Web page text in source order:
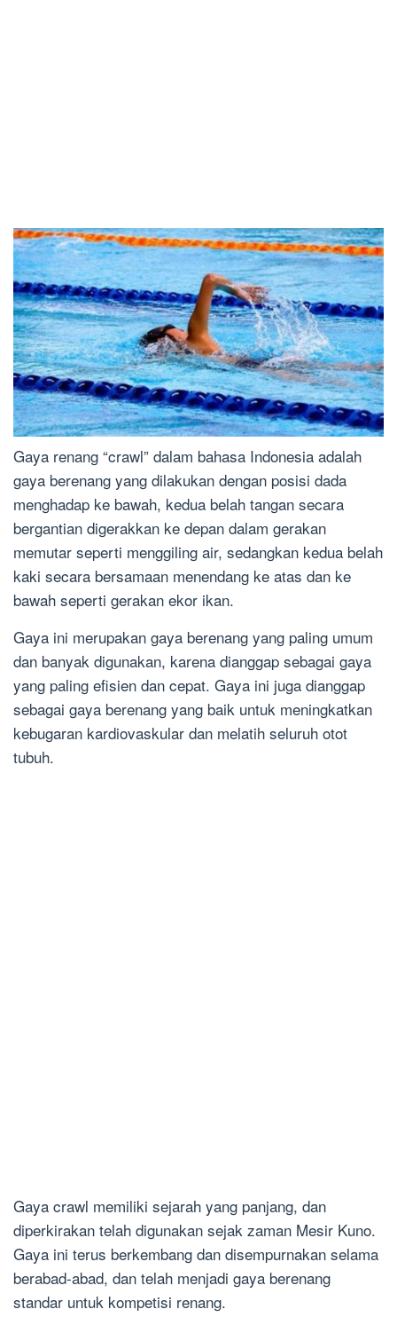
Gaya renang “crawl” dalam bahasa Indonesia adalah
gaya berenang yang dilakukan dengan posisi dada
menghadap ke bawah, kedua belah tangan secara
bergantian digerakkan ke depan dalam gerakan
memutar seperti menggiling air, sedangkan kedua belah
kaki secara bersamaan menendang ke atas dan ke
bawah seperti gerakan ekor ikan.
Gaya ini merupakan gaya berenang yang paling umum
dan banyak digunakan, karena dianggap sebagai gaya
yang paling efisien dan cepat. Gaya ini juga dianggap
sebagai gaya berenang yang baik untuk meningkatkan
kebugaran kardiovaskular dan melatih seluruh otot
tubuh.
Gaya crawl memiliki sejarah yang panjang, dan
diperkirakan telah digunakan sejak zaman Mesir Kuno.
Gaya ini terus berkembang dan disempurnakan selama
berabad-abad, dan telah menjadi gaya berenang
standar untuk kompetisi renang.